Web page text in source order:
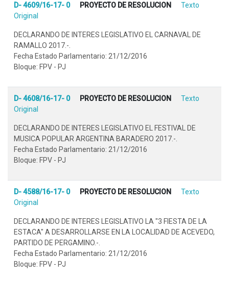
D- 4609/16-17- 0 PROYECTO DE RESOLUCION
Texto
Original
DECLARANDO DE INTERES LEGISLATIVO EL CARNAVAL DE
RAMALLO 2017.-.
Fecha Estado Parlamentario: 21/12/2016
Bloque: FPV - PJ
D- 4608/16-17- 0 PROYECTO DE RESOLUCION
Texto
Original
DECLARANDO DE INTERES LEGISLATIVO EL FESTIVAL DE
MUSICA POPULAR ARGENTINA BARADERO 2017.-.
Fecha Estado Parlamentario: 21/12/2016
Bloque: FPV - PJ
D- 4588/16-17- 0 PROYECTO DE RESOLUCION
Texto
Original
DECLARANDO DE INTERES LEGISLATIVO LA "3 FIESTA DE LA
ESTACA" A DESARROLLARSE EN LA LOCALIDAD DE ACEVEDO,
PARTIDO DE PERGAMINO.-.
Fecha Estado Parlamentario: 21/12/2016
Bloque: FPV - PJ